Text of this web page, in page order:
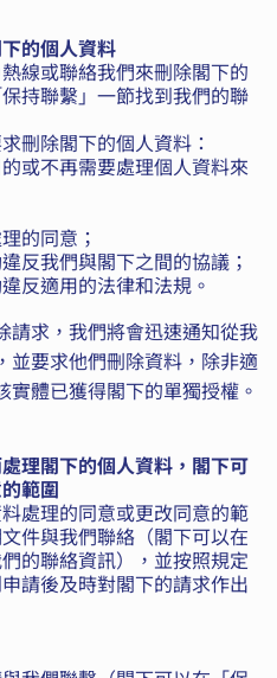
的個人資料
線或聯絡我們來刪除閣下的
持聯繫」一節找到我們的聯
刪除閣下的個人資料：
或不再需要處理個人資料來
的同意；
反我們與閣下之間的協議；
反適用的法律和法規。
請求，我們將會迅速通知從我
並要求他們刪除資料，除非適
實體已獲得閣下的單獨授權。
理閣下的個人資料，閣下可
範圍
處理的同意或更改同意的範
件與我們聯絡（閣下可以在
的聯絡資訊），並按照規定
請後及時對閣下的請求作出